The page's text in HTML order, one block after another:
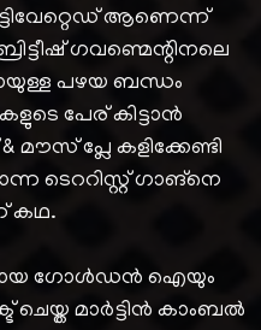
ആണെന്ന്
ഗവണ്മെന്റിനലെ
പഴയ ബന്ധം
പേര് കിട്ടാൻ
മൗസ് പ്ലേ കളിക്കേണ്ടി
ടെററിസ്റ്റ് ഗാങ്നെ
കഥ.
ഗോൾഡൻ ഐയും
മാർട്ടിൻ കാംബൽ